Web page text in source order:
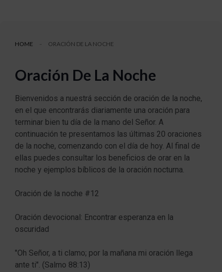
HOME ORACIÓN DE LA NOCHE
Oración De La Noche
Bienvenidos a nuestrá sección de oración de la noche,
en el que encontrarás diariamente una oración para
terminar bien tu día de la mano del Señor. A
continuación te presentamos las últimas 20 oraciones
de la noche, comenzando con el día de hoy. Al final de
ellas puedes consultar los beneficios de orar en la
noche y ejemplos bíblicos de la oración nocturna.
Oración de la noche #12
Oración devocional: Encontrar esperanza en la
oscuridad
"Oh Señor, a ti clamo; por la mañana mi oración llega
ante ti". (Salmo 88:13)